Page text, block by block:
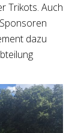
Trikots. Auch
dazu